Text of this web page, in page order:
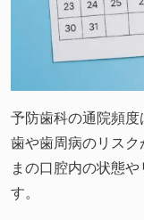
予防歯科の通院頻
歯や歯周病のリスク
まの口腔内の状態
す。